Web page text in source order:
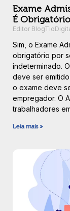
Exame
É
Editor
Sim, o Exame
obrigatório por
indeterminado.
deve ser
o exame deve
empregador. O
trabalhadores
Leia mais »